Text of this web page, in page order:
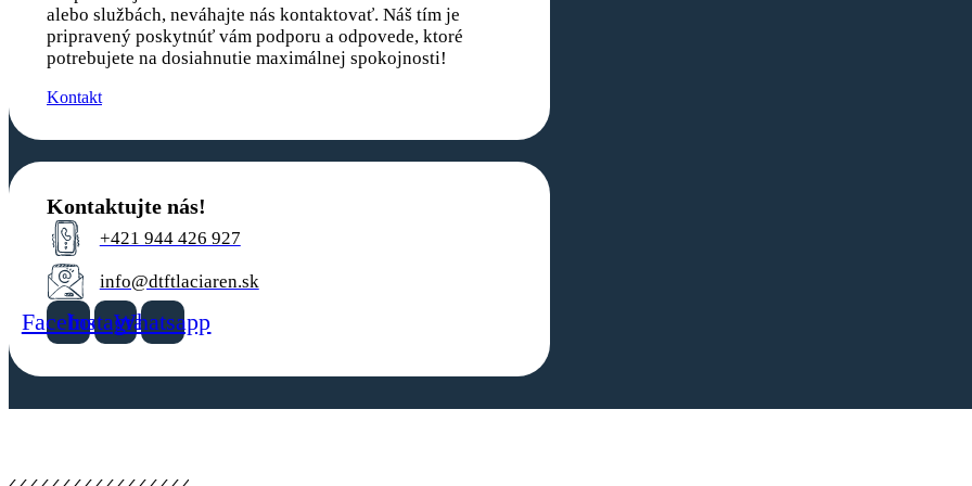
alebo službách, neváhajte nás kontaktovať. Náš tím je
pripravený poskytnúť vám podporu a odpovede, ktoré
potrebujete na dosiahnutie maximálnej spokojnosti!
Kontakt
Kontaktujte nás!
+421 944 426 927
info@dtftlaciaren.sk
FacebookInstagramWhatsapp